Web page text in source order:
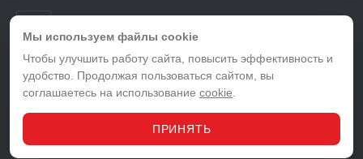
ВЕРСИЯ ДЛЯ ПЕЧАТИ
ПОЛЬЗОВАТЕЛЬСКОЕ СОГЛАШЕНИЕ
© 2026 Служба дезинфекции в Волгограде
Мы используем файлы cookie
Чтобы улучшить работу сайта, повысить эффективность и
удобство. Продолжая пользоваться сайтом, вы
соглашаетесь на использование cookie
ПРИНЯТЬ